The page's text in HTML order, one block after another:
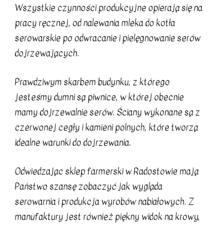
Wszystkie czynności produkcyjne opierają się na
pracy ręcznej, od nalewania mleka do kotła
serowarskie po odwracanie i pielęgnowanie serów
dojrzewających.
Prawdziwym skarbem budynku, z którego
jesteśmy dumni są piwnice, w której obecnie
mamy dojrzewalnie serów. Ściany wykonane są z
czerwonej cegły i kamieni polnych, które tworzą
idealne warunki do dojrzewania.
Odwiedzając sklep farmerski w Radostowie mają
Państwo szansę zobaczyć jak wygląda
serowarnia i produkcja wyrobów nabiałowych. Z
manufaktury jest również piękny widok na krowy,